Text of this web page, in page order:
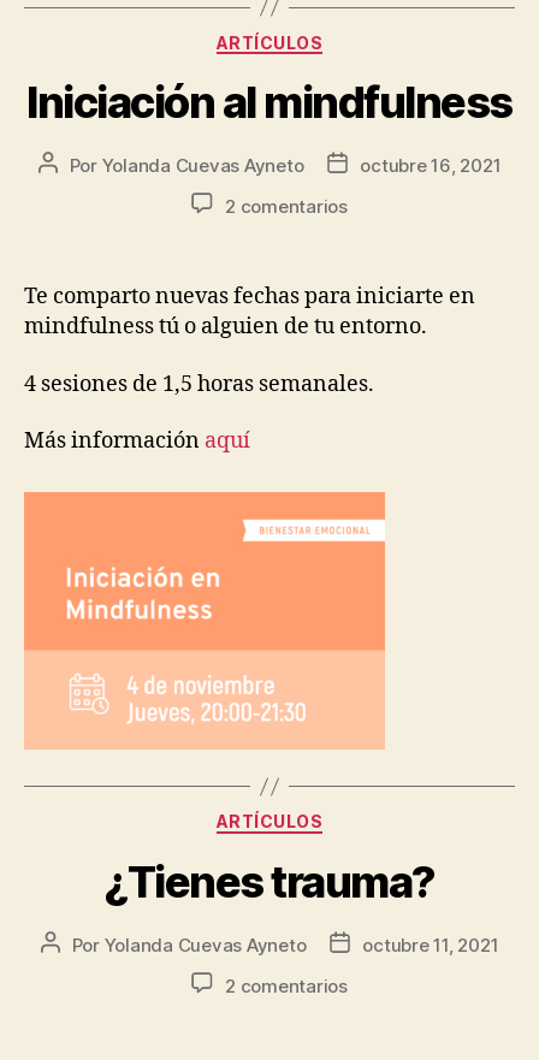
a
ARTÍCULOS
Iniciación al mindfulness
Por Yolanda Cuevas Ayneto
octubre 16, 2021
2 comentarios
Te comparto nuevas fechas para iniciarte en
mindfulness tú o alguien de tu entorno.
4 sesiones de 1,5 horas semanales.
Más información aquí
ARTÍCULOS
¿Tienes trauma?
Por Yolanda Cuevas Ayneto
octubre 11, 2021
2 comentarios